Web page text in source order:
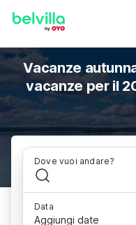
Vacanze
vacanze per il
Dove vuoi andare?
Data
Aggiungi date